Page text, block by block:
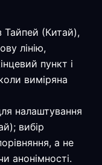
Тайпей (Китай),
лінію,
пункт і
виміряна
налаштування
вибір
а не
анонімності.